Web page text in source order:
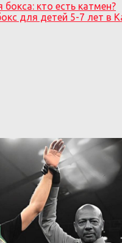
кто есть катмен?
для детей 5-7 лет в